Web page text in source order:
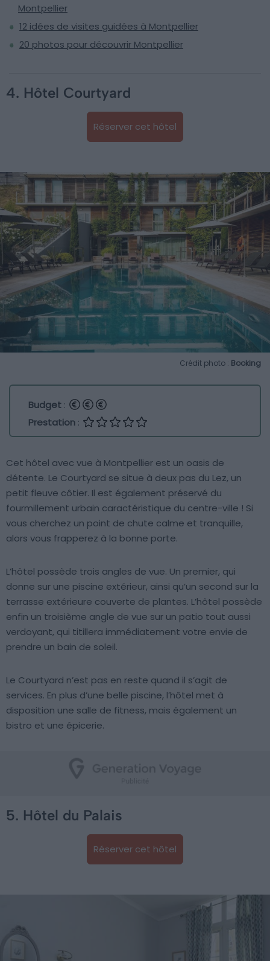
Montpellier
12 idées de visites guidées à Montpellier
20 photos pour découvrir Montpellier
4. Hôtel Courtyard
Réserver cet hôtel
Crédit photo : Booking
Budget :
Prestation :
Cet hôtel avec vue à Montpellier est un oasis de
détente. Le Courtyard se situe à deux pas du Lez, un
petit fleuve côtier. Il est également préservé du
fourmillement urbain caractéristique du centre-ville ! Si
vous cherchez un point de chute calme et tranquille,
alors vous frapperez à la bonne porte.
L’hôtel possède trois angles de vue. Un premier, qui
donne sur une piscine extérieur, ainsi qu’un second sur la
terrasse extérieure couverte de plantes. L’hôtel possède
enfin un troisième angle de vue sur un patio tout aussi
verdoyant, qui titillera immédiatement votre envie de
prendre un bain de soleil.
Le Courtyard n’est pas en reste quand il s’agit de
services. En plus d’une belle piscine, l’hôtel met à
disposition une salle de fitness, mais également un
bistro et une épicerie.
5. Hôtel du Palais
Réserver cet hôtel